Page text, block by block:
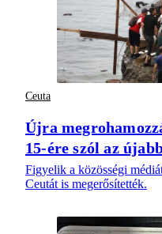
Ceuta
Újra
15-ére szól az
Figyelik a közösségi
Ceutát is megerősítették.